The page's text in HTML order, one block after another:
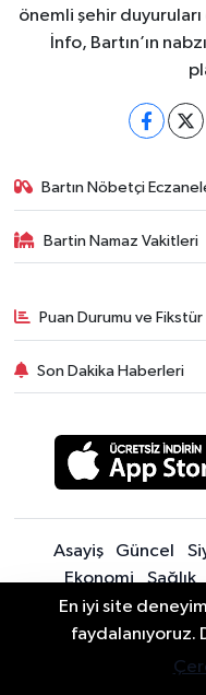
önemli şehir
İnfo, Bartın’ın
Bartın Nöbetçi
Bartin Namaz Vakitleri
Puan Durumu ve Fikstür
Son Dakika Haberleri
Asayiş Güncel
Ekonomi
Sağlık
Sitede yayınlanan
Yayınlanan yorumlardan
Bartın İnfo sorumlu
En iyi site
faydalanıyoruz.
2 Buzağı
Ünsal Sahne